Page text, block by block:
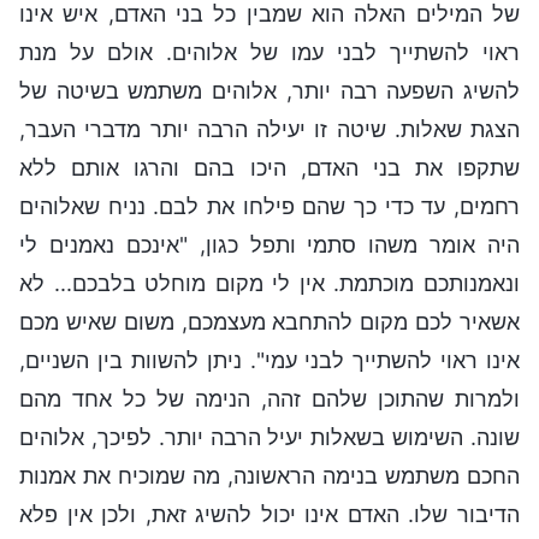
של המילים האלה הוא שמבין כל בני האדם, איש אינו
ראוי להשתייך לבני עמו של אלוהים. אולם על מנת
להשיג השפעה רבה יותר, אלוהים משתמש בשיטה של
הצגת שאלות. שיטה זו יעילה הרבה יותר מדברי העבר,
שתקפו את בני האדם, היכו בהם והרגו אותם ללא
רחמים, עד כדי כך שהם פילחו את לבם. נניח שאלוהים
היה אומר משהו סתמי ותפל כגון, "אינכם נאמנים לי
ונאמנותכם מוכתמת. אין לי מקום מוחלט בלבכם... לא
אשאיר לכם מקום להתחבא מעצמכם, משום שאיש מכם
אינו ראוי להשתייך לבני עמי". ניתן להשוות בין השניים,
ולמרות שהתוכן שלהם זהה, הנימה של כל אחד מהם
שונה. השימוש בשאלות יעיל הרבה יותר. לפיכך, אלוהים
החכם משתמש בנימה הראשונה, מה שמוכיח את אמנות
הדיבור שלו. האדם אינו יכול להשיג זאת, ולכן אין פלא